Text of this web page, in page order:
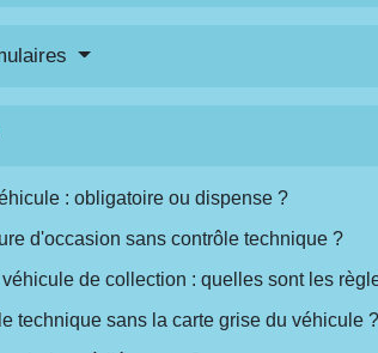
: obligatoire ou dispense ?
d'occasion sans contrôle technique ?
de collection : quelles sont les
technique sans la carte grise du véhicule ?